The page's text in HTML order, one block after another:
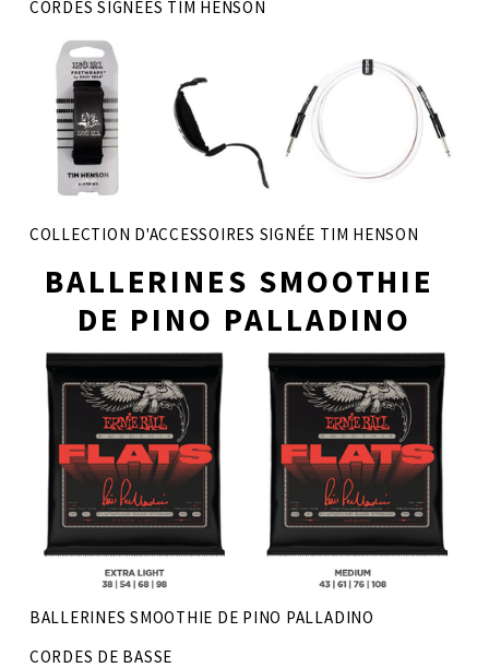
CORDES SIGNÉES TIM HENSON
COLLECTION D'ACCESSOIRES SIGNÉE TIM HENSON
BALLERINES SMOOTHIE
DE PINO PALLADINO
BALLERINES SMOOTHIE DE PINO PALLADINO
CORDES DE BASSE